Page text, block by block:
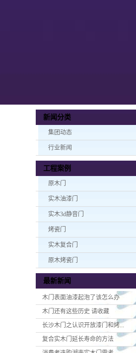
新闻分类
集团动态
行业新闻
工程案例
原木门
实木油漆门
实木3d静音门
烤瓷门
实木复合门
原木烤瓷门
最新新闻
木门表面油漆起泡了该怎么办
木门还有这些历史 请收藏
长沙木门之认识开放漆门和烤...
复合实木门延长寿命的方法